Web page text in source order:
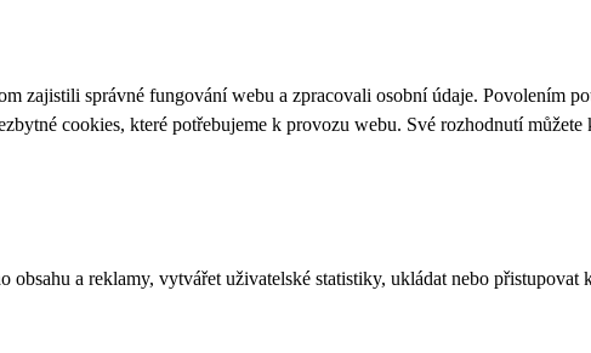
zajistili správné fungování webu a zpracovali osobní údaje. Povolením
cookies, které potřebujeme k provozu webu. Své rozhodnutí
a reklamy, vytvářet uživatelské statistiky, ukládat nebo